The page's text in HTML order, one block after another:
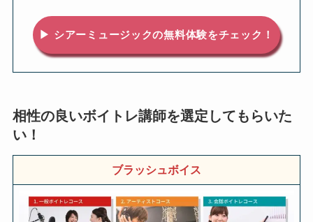
▶ シアーミュージックの無料体験をチェック！
相性の良いボイトレ講師を選定してもらいた
い！
ブラッシュボイス